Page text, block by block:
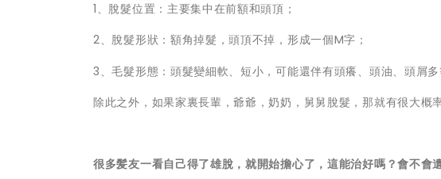
1、脫髮位置：主要集中在前額和頭頂；
2、脫髮形狀：額角掉髮，頭頂不掉，形成一個M字；
3、毛髮形態：頭髮變細軟、短小，可能還伴有頭癢、頭油、頭屑多
除此之外，如果家裏長輩，爺爺，奶奶，舅舅脫髮，那就有很大概
很多髪友一看自己得了雄脫，就開始擔心了，這能治好嗎？會不會